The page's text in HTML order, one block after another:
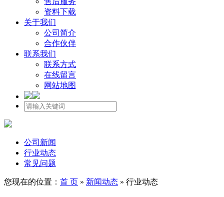
资料下载
关于我们
公司简介
合作伙伴
联系我们
联系方式
在线留言
网站地图
公司新闻
行业动态
常见问题
您现在的位置： 首 页 » 新闻动态 » 行业动态